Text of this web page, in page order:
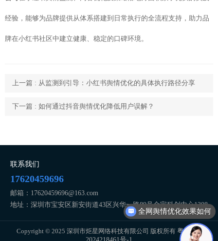
经验，能够为品牌提供从体系搭建到日常执行的全流程支持，助力品
牌在小红书社区中建立健康、稳定的口碑环境。
上一篇 : 从监测到引导：小红书舆情优化的具体执行路径分享
下一篇 : 如何通过抖音舆情优化降低用户误解？
联系我们
17620459696
邮箱：17620459696@163.com
地址：深圳市宝安区新安街道43区兴华一路89号金宝科创中心1308
Copyright © 2025 深圳市炬星网络科技有限公司 版权所有 粤ICP备
全网舆情优化效果如何